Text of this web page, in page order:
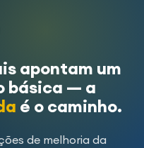
apontam um
básica — a
é o caminho.
de melhoria da